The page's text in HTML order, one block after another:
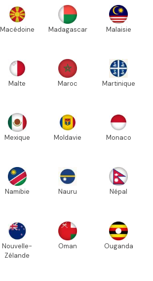
Macédoine Madagascar Malaisie
Malte Maroc Martinique
Mexique Moldavie Monaco
Namibie Nauru Népal
Nouvelle-
Zélande
Oman Ouganda